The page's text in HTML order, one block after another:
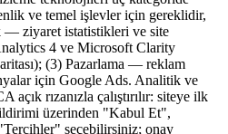
ve temel işlevler için gereklidir,
ziyaret istatistikleri ve site
4 ve Microsoft Clarity
(3) Pazarlama — reklam
için Google Ads. Analitik ve
rızanızla çalıştırılır: siteye ilk
üzerinden "Kabul Et",
seçebilirsiniz; onay